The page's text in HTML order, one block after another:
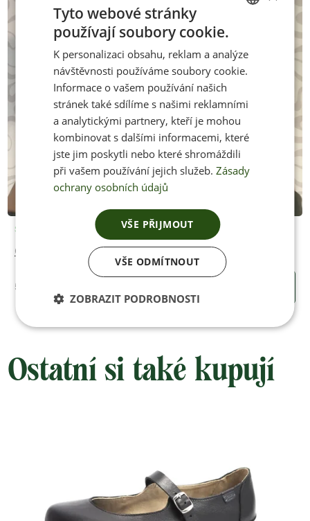
Skladem
Odborné měření nohou na zakázku
500 Kč
Ostatní si také kupují
ENGLISH
Tyto webové stránky
používají soubory cookie.
K personalizaci obsahu, reklam a analýze
návštěvnosti používáme soubory cookie.
Informace o vašem používání našich
stránek také sdílíme s našimi reklamními
a analytickými partnery, kteří je mohou
kombinovat s dalšími informacemi, které
jste jim poskytli nebo které shromáždili
při vašem používání jejich služeb. Zásady
ochrany osobních údajů
VŠE PŘIJMOUT
VŠE ODMÍTNOUT
ZOBRAZIT PODROBNOSTI